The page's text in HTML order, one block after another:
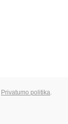
Privatumo politika.